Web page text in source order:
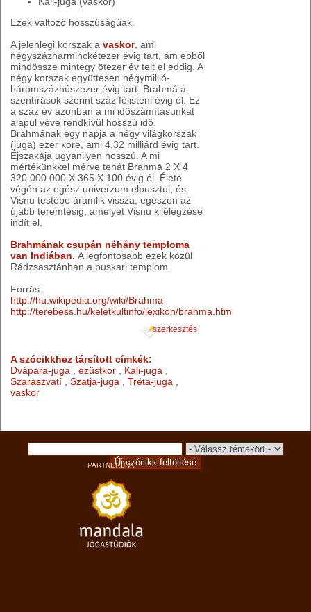
Ezek változó hosszúságúak.
A jelenlegi korszak avaskor, ami
négyszázharminckétezer évig tart, ám ebből
mindössze mintegy ötezer év telt el eddig. A
négy korszak együttesen négymillió-
háromszázhúszezer évig tart. Brahmá a
szentírások szerint száz félisteni évig él. Ez
a száz év azonban a mi időszámításunkat
alapul véve rendkívül hosszú idő.
Brahmának egy napja a négy világkorszak
(júga) ezer köre, ami 4,32 milliárd évig tart.
Éjszakája ugyanilyen hosszú. A mi
mértékünkkel mérve tehát Brahmá 2 X 4
320 000 000 X 365 X 100 évig él. Élete
végén az egész univerzum elpusztul, és
Visnu testébe áramlik vissza, egészen az
újabb teremtésig, amelyet Visnu kilélegzése
indít el.
Brahmának csupán néhány temploma
van Indiában.A legfontosabb ezek közül
Rádzsasztánban a puskari templom.
Forrás:
http://hu.wikipedia.org/wiki/Brahma
http://terebess.hu/keletkultinfo/lexikon/brahma.htm
szerkesztés
A szócikkhez társított címkék:
Dvápara-juga ,ezüstkor , Kali-juga ,
Szaraszvatí ,Szatja-juga ,Tréta-juga ,
vaskor
PARTNERÜNK